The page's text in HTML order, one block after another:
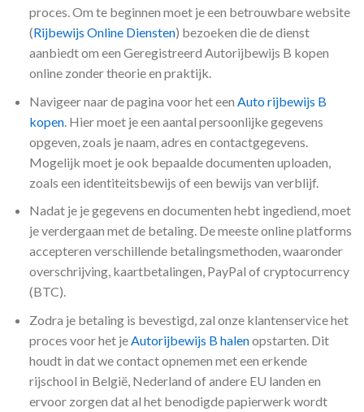
proces. Om te beginnen moet je een betrouwbare website
(Rijbewijs Online Diensten) bezoeken die de dienst
aanbiedt om een Geregistreerd Autorijbewijs B kopen
online zonder theorie en praktijk.
Navigeer naar de pagina voor het een Auto rijbewijs B
kopen. Hier moet je een aantal persoonlijke gegevens
opgeven, zoals je naam, adres en contactgegevens.
Mogelijk moet je ook bepaalde documenten uploaden,
zoals een identiteitsbewijs of een bewijs van verblijf.
Nadat je je gegevens en documenten hebt ingediend, moet
je verdergaan met de betaling. De meeste online platforms
accepteren verschillende betalingsmethoden, waaronder
overschrijving, kaartbetalingen, PayPal of cryptocurrency
(BTC).
Zodra je betaling is bevestigd, zal onze klantenservice het
proces voor het je Autorijbewijs B halenopstarten. Dit
houdt in dat we contact opnemen met een erkende
rijschool in België, Nederland of andere EU landen en
ervoor zorgen dat al het benodigde papierwerk wordt